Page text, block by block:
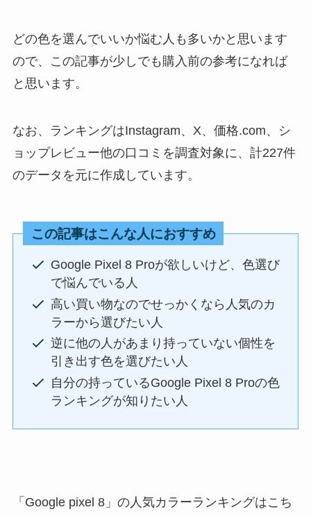
どの色を選んでいいか悩む人も多いかと思います
ので、この記事が少しでも購入前の参考になれば
と思います。
なお、ランキングはInstagram、X、価格.com、シ
ョップレビュー他の口コミを調査対象に、計227件
のデータを元に作成しています。
この記事はこんな人におすすめ
Google Pixel 8 Proが欲しいけど、色選び
で悩んでいる人
高い買い物なのでせっかくなら人気のカ
ラーから選びたい人
逆に他の人があまり持っていない個性を
引き出す色を選びたい人
自分の持っているGoogle Pixel 8 Proの色
ランキングが知りたい人
「Google pixel 8」の人気カラーランキングはこち